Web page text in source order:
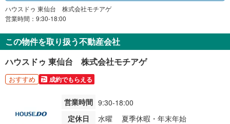
ハウスドゥ 東仙台 株式会社モチアゲ
営業時間：9:30-18:00
この物件を取り扱う不動産会社
ハウスドゥ 東仙台 株式会社モチアゲ
おすすめ 成約でもらえる
営業時間 9:30-18:00
定休日
水曜 夏季休暇・年末年始